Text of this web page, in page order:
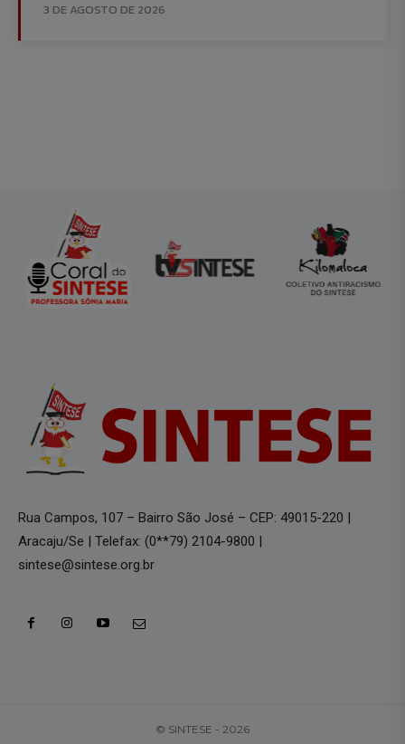
3 DE AGOSTO DE 2026
Rua Campos, 107 – Bairro São José – CEP: 49015-220 |
Aracaju/Se | Telefax: (0**79) 2104-9800 |
sintese@sintese.org.br
© SINTESE - 2026